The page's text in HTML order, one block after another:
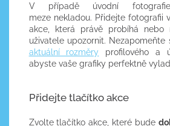
V případě úvodní
meze nekladou. Přidejte fotografii
akce, která právě probíhá nebo
uživatele upozornit. Nezapomeňte
aktuální rozměry profilového a
abyste vaše grafiky perfektně
Přidejte tlačítko akce
Zvolte tlačítko akce, které bude